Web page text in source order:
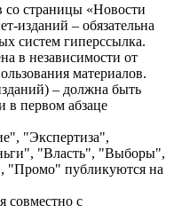
страницы «Новости
изданий – обязательна
систем гиперссылка.
в независимости от
материалов.
– должна быть
в первом абзаце
"Экспертиза",
"Власть", "Выборы",
"Промо" публикуются на
совместно с